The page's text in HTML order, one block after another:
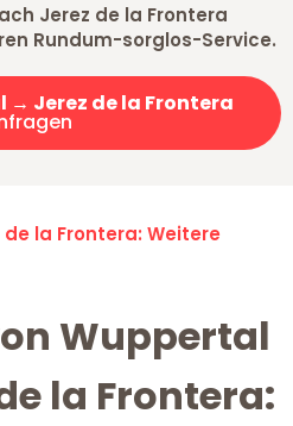
Jerez de la Frontera
Rundum-sorglos-Service.
→ Jerez de la Frontera
la Frontera: Weitere
Wuppertal
la Frontera: